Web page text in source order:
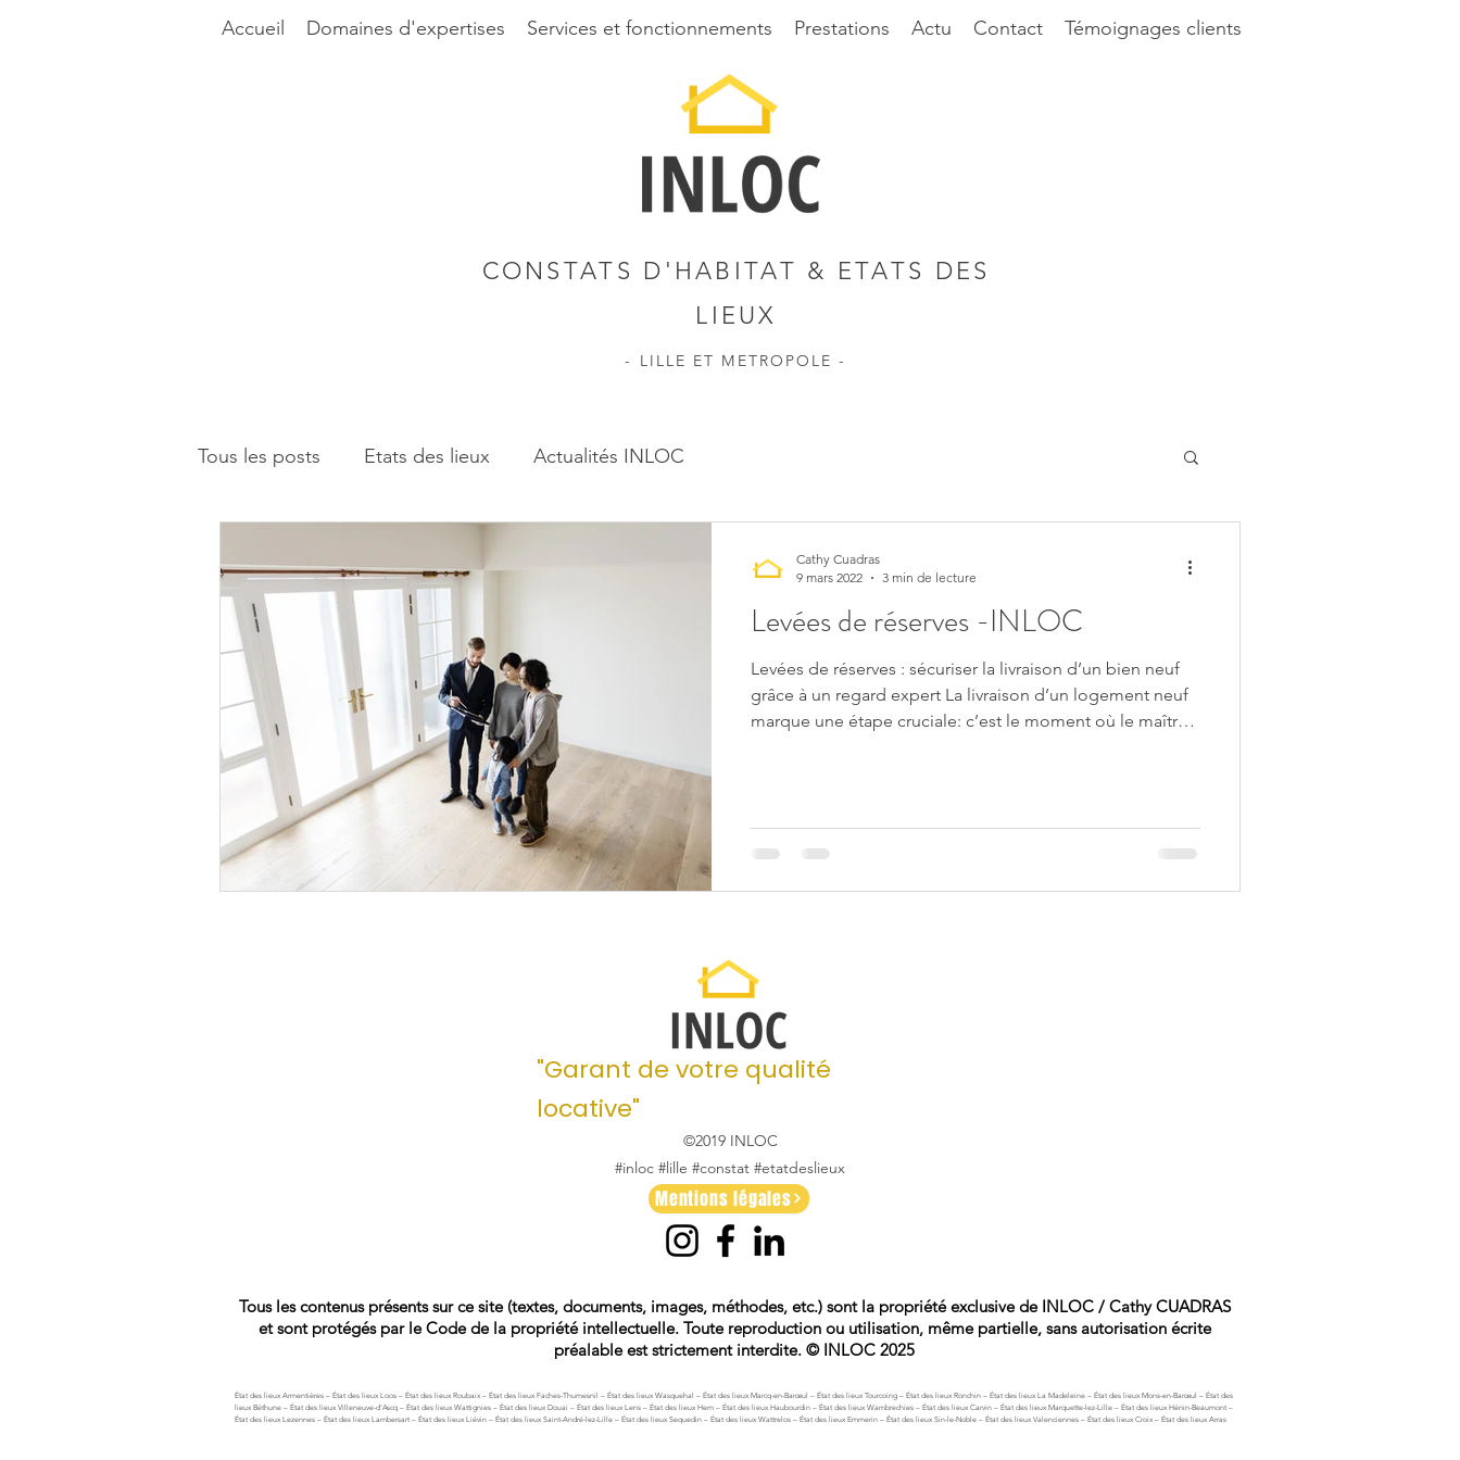
Accueil Domaines d'expertises Services et fonctionnements Prestations Actu Contact Témoignages clients
CONSTATS D'HABITAT & ETATS DES
LIEUX
- LILLE ET METROPOLE -
Tous les posts Etats des lieux Actualités INLOC
Levées de réserves -INLOC
Levées de réserves : sécuriser la livraison d’un bien neuf
grâce à un regard expert La livraison d’un logement neuf
marque une étape cruciale: c’est le moment où le maître
anomalies relevées par l’acquéreur (ou son représentant)
lors de la remise des clés. Qu’est-ce qu’une réserve ? Une
Cathy Cuadras
9 mars 2022
3 min de lecture
"Garant de votre qualité
locative"
©2019 INLOC
#inloc #lille #constat #etatdeslieux
Mentions légales
Tous les contenus présents sur ce site (textes, documents, images, méthodes, etc.) sont la propriété exclusive de INLOC / Cathy CUADRAS
et sont protégés par le Code de la propriété intellectuelle. Toute reproduction ou utilisation, même partielle, sans autorisation écrite
préalable est strictement interdite. © INLOC 2025
État des lieux Armentières – État des lieux Loos – État des lieux Roubaix – État des lieux Faches-Thumesnil – État des lieux Wasquehal – État des lieux Marcq-en-Barœul – État des lieux Tourcoing – État des lieux Ronchin – État des lieux La Madeleine – État des lieux Mons-en-Barœul – État des
lieux Béthune – État des lieux Villeneuve-d’Ascq – État des lieux Wattignies – État des lieux Douai – État des lieux Lens – État des lieux Hem – État des lieux Haubourdin – État des lieux Wambrechies – État des lieux Carvin – État des lieux Marquette-lez-Lille – État des lieux Hénin-Beaumont –
État des lieux Lezennes – État des lieux Lambersart – État des lieux Liévin – État des lieux Saint-André-lez-Lille – État des lieux Sequedin – État des lieux Wattrelos – État des lieux Emmerin – État des lieux Sin-le-Noble – État des lieux Valenciennes – État des lieux Croix – État des lieux Arras